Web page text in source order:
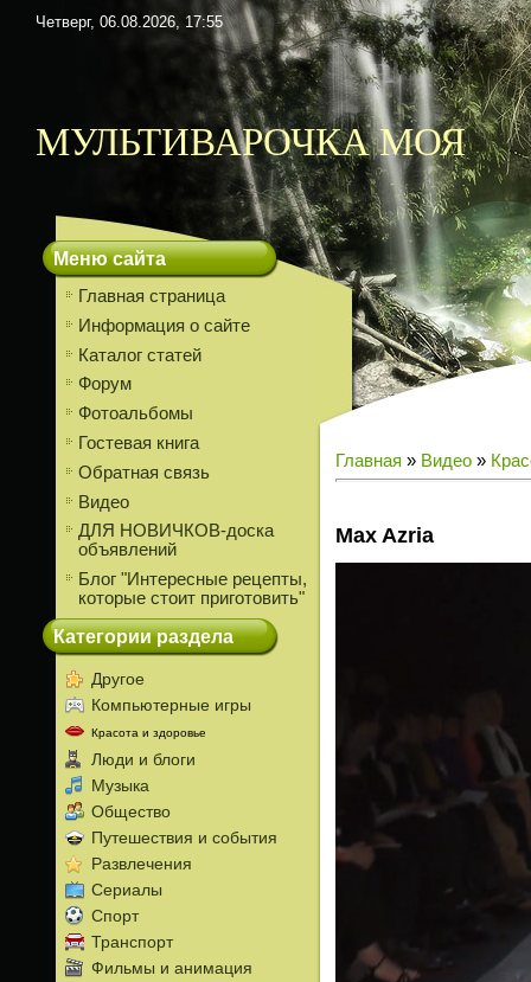
Четверг, 06.08.2026, 17:55
МУЛЬТИВАРОЧКА МОЯ
Меню сайта
Главная страница
Информация о сайте
Каталог статей
Форум
Фотоальбомы
Гостевая книга
Обратная связь
Видео
ДЛЯ НОВИЧКОВ-доска
объявлений
Блог "Интересные рецепты,
которые стоит приготовить"
Категории раздела
Другое
Компьютерные игры
Красота и здоровье
Люди и блоги
Музыка
Общество
Путешествия и события
Развлечения
Сериалы
Спорт
Транспорт
Фильмы и анимация
Главная » Видео »
Max Azria